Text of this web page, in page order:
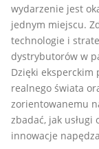
wydarzenie jest
jednym miejscu.
technologie i
dystrybutorów w
Dzięki eksperckim
realnego świata
zorientowanemu
zbadać, jak
innowacje